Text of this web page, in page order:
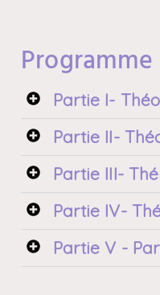
Partie I-
Partie II-
Partie III-
Partie IV-
Partie V -